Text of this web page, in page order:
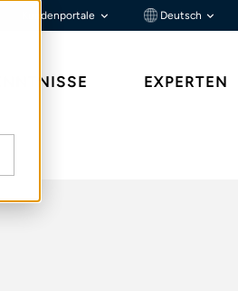
Kundenportale Deutsch
EXPERTEN